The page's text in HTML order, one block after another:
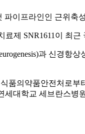
파이프라인인 근위축
료제 SNR1611이 최
과 신경항
품의약품안전처로부
세대학교 세브란스병